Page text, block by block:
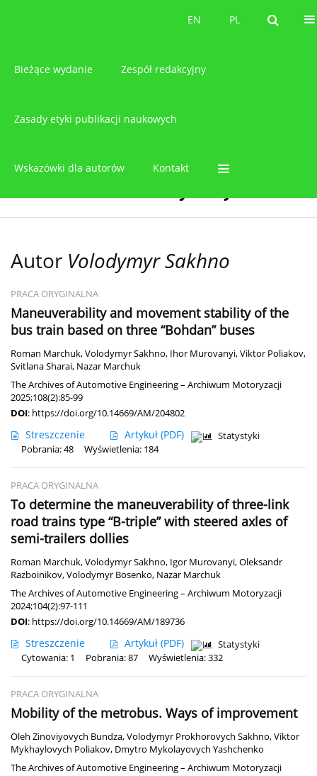
PL
EN PL
EN
Bieżące wydanie Zespół redakcyjny
Zasady etyki publikacji naukowych
Wskazówki dla autorów Kontakt
Autor Volodymyr Sakhno
PRACA ORYGINALNA
Maneuverability and movement stability of the
bus train based on three “Bohdan” buses
Roman Marchuk,Volodymyr Sakhno, Ihor Murovanyi,Viktor Poliakov,
Svitlana Sharai, Nazar Marchuk
The Archives of Automotive Engineering – Archiwum Motoryzacji
2025;108(2):85-99
DOI: https://doi.org/10.14669/AM/204802
Streszczenie Artykuł (PDF)
Statystyki
Pobrania: 48
Wyświetlenia: 184
PRACA ORYGINALNA
To determine the maneuverability of three-link
road trains type “B-triple” with steered axles of
semi-trailers dollies
Roman Marchuk,Volodymyr Sakhno, Igor Murovanyi,Oleksandr
Razboinikov,Volodymyr Bosenko, Nazar Marchuk
The Archives of Automotive Engineering – Archiwum Motoryzacji
2024;104(2):97-111
DOI: https://doi.org/10.14669/AM/189736
Streszczenie Artykuł (PDF)
Statystyki
Cytowania: 1
Pobrania: 87 Wyświetlenia: 332
PRACA ORYGINALNA
Mobility of the metrobus. Ways of improvement
Oleh Zinoviyovych Bundza,Volodymyr Prokhorovych Sakhno,Viktor
Mykhaylovych Poliakov, Dmytro Mykolayovych Yashchenko
The Archives of Automotive Engineering – Archiwum Motoryzacji